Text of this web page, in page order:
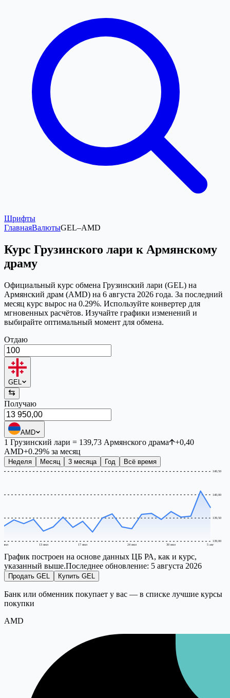
Шрифты
ГлавнаяВалютыGEL–AMD
Курс Грузинского лари к Армянскому
драму
Официальный курс обмена Грузинский лари (GEL) на
Армянский драм (AMD) на 6 августа 2026 года. За последний
месяц курс вырос на 0.29%. Используйте конвертер для
мгновенных расчётов. Изучайте графики изменений и
выбирайте оптимальный момент для обмена.
Отдаю
GEL
Получаю
AMD
1 Грузинский лари = 139,73 Армянского драма +0,40
AMD+0.29% за месяц
Неделя Месяц 3 месяца Год Всё время
139,00
139,50
140,00
140,50
7 июл 13 июл 17 июл 24 июл 30 июл 5 авг
График построен на основе данных ЦБ РА, как и курс,
указанный выше.Последнее обновление: 5 августа 2026
Продать GEL Купить GEL
Банк или обменник покупает у вас — в списке лучшие курсы
покупки
AMD